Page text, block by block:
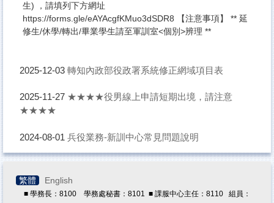
生) ，請填列下方網址
https://forms.gle/eAYAcgfKMuo3dSDR8 【注意事項】 ** 延
修生/休學/轉出/畢業學生請至軍訓室<個別>辨理 **
2025-12-03 轉知內政部役政署系統修正網域項目表
2025-11-27 ★★★★役男線上申請短期出境，請注意
★★★★
2024-08-01 兵役業務-新訓中心常見問題說明
繁體 English
■ 學務長：8100 學務處秘書：8101 ■ 課服中心主任：8110 組員：